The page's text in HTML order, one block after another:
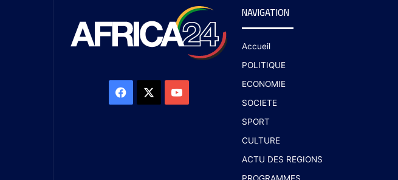
NAVIGATION
Accueil
POLITIQUE
ECONOMIE
SOCIETE
SPORT
CULTURE
ACTU DES REGIONS